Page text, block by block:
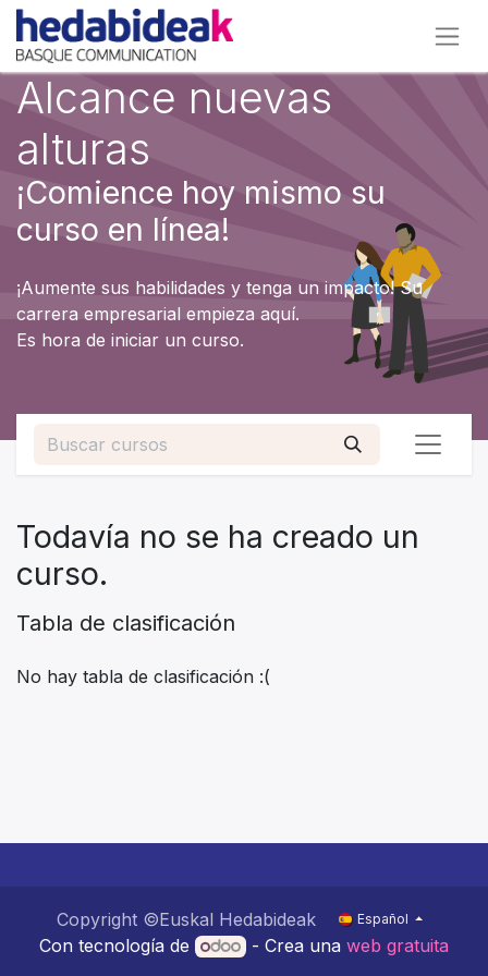
Alcance nuevas
alturas
¡Comience hoy mismo su
curso en línea!
¡Aumente sus habilidades y tenga un impacto! Su
carrera empresarial empieza aquí.
Es hora de iniciar un curso.
Tabla de clasificación
No hay tabla de clasificación :(
Todavía no se ha creado un
curso.
Copyright ©Euskal Hedabideak Español
Con tecnología de - Crea una web gratuita